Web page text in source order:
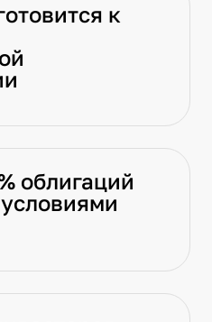
к
облигаций